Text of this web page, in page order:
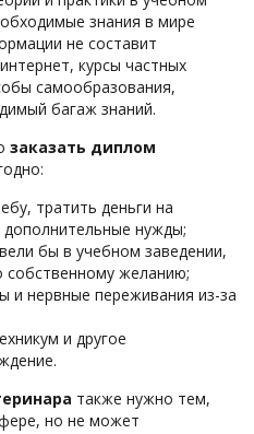
знания в мире
не составит
курсы частных
самообразования,
багаж знаний.
заказать диплом
тратить деньги на
нужды;
бы в учебном заведении,
собственному желанию;
и нервные переживания из-за
и другое
также нужно тем,
но не может